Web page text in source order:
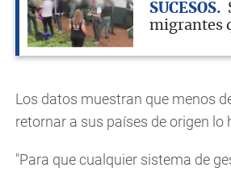
SUCESOS
migrantes
Los datos muestran que menos
retornar a sus países de origen lo
"Para que cualquier sistema de